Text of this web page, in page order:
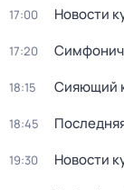
17:00 Новости
17:20
18:15 Сияющий
18:45
19:30 Новости